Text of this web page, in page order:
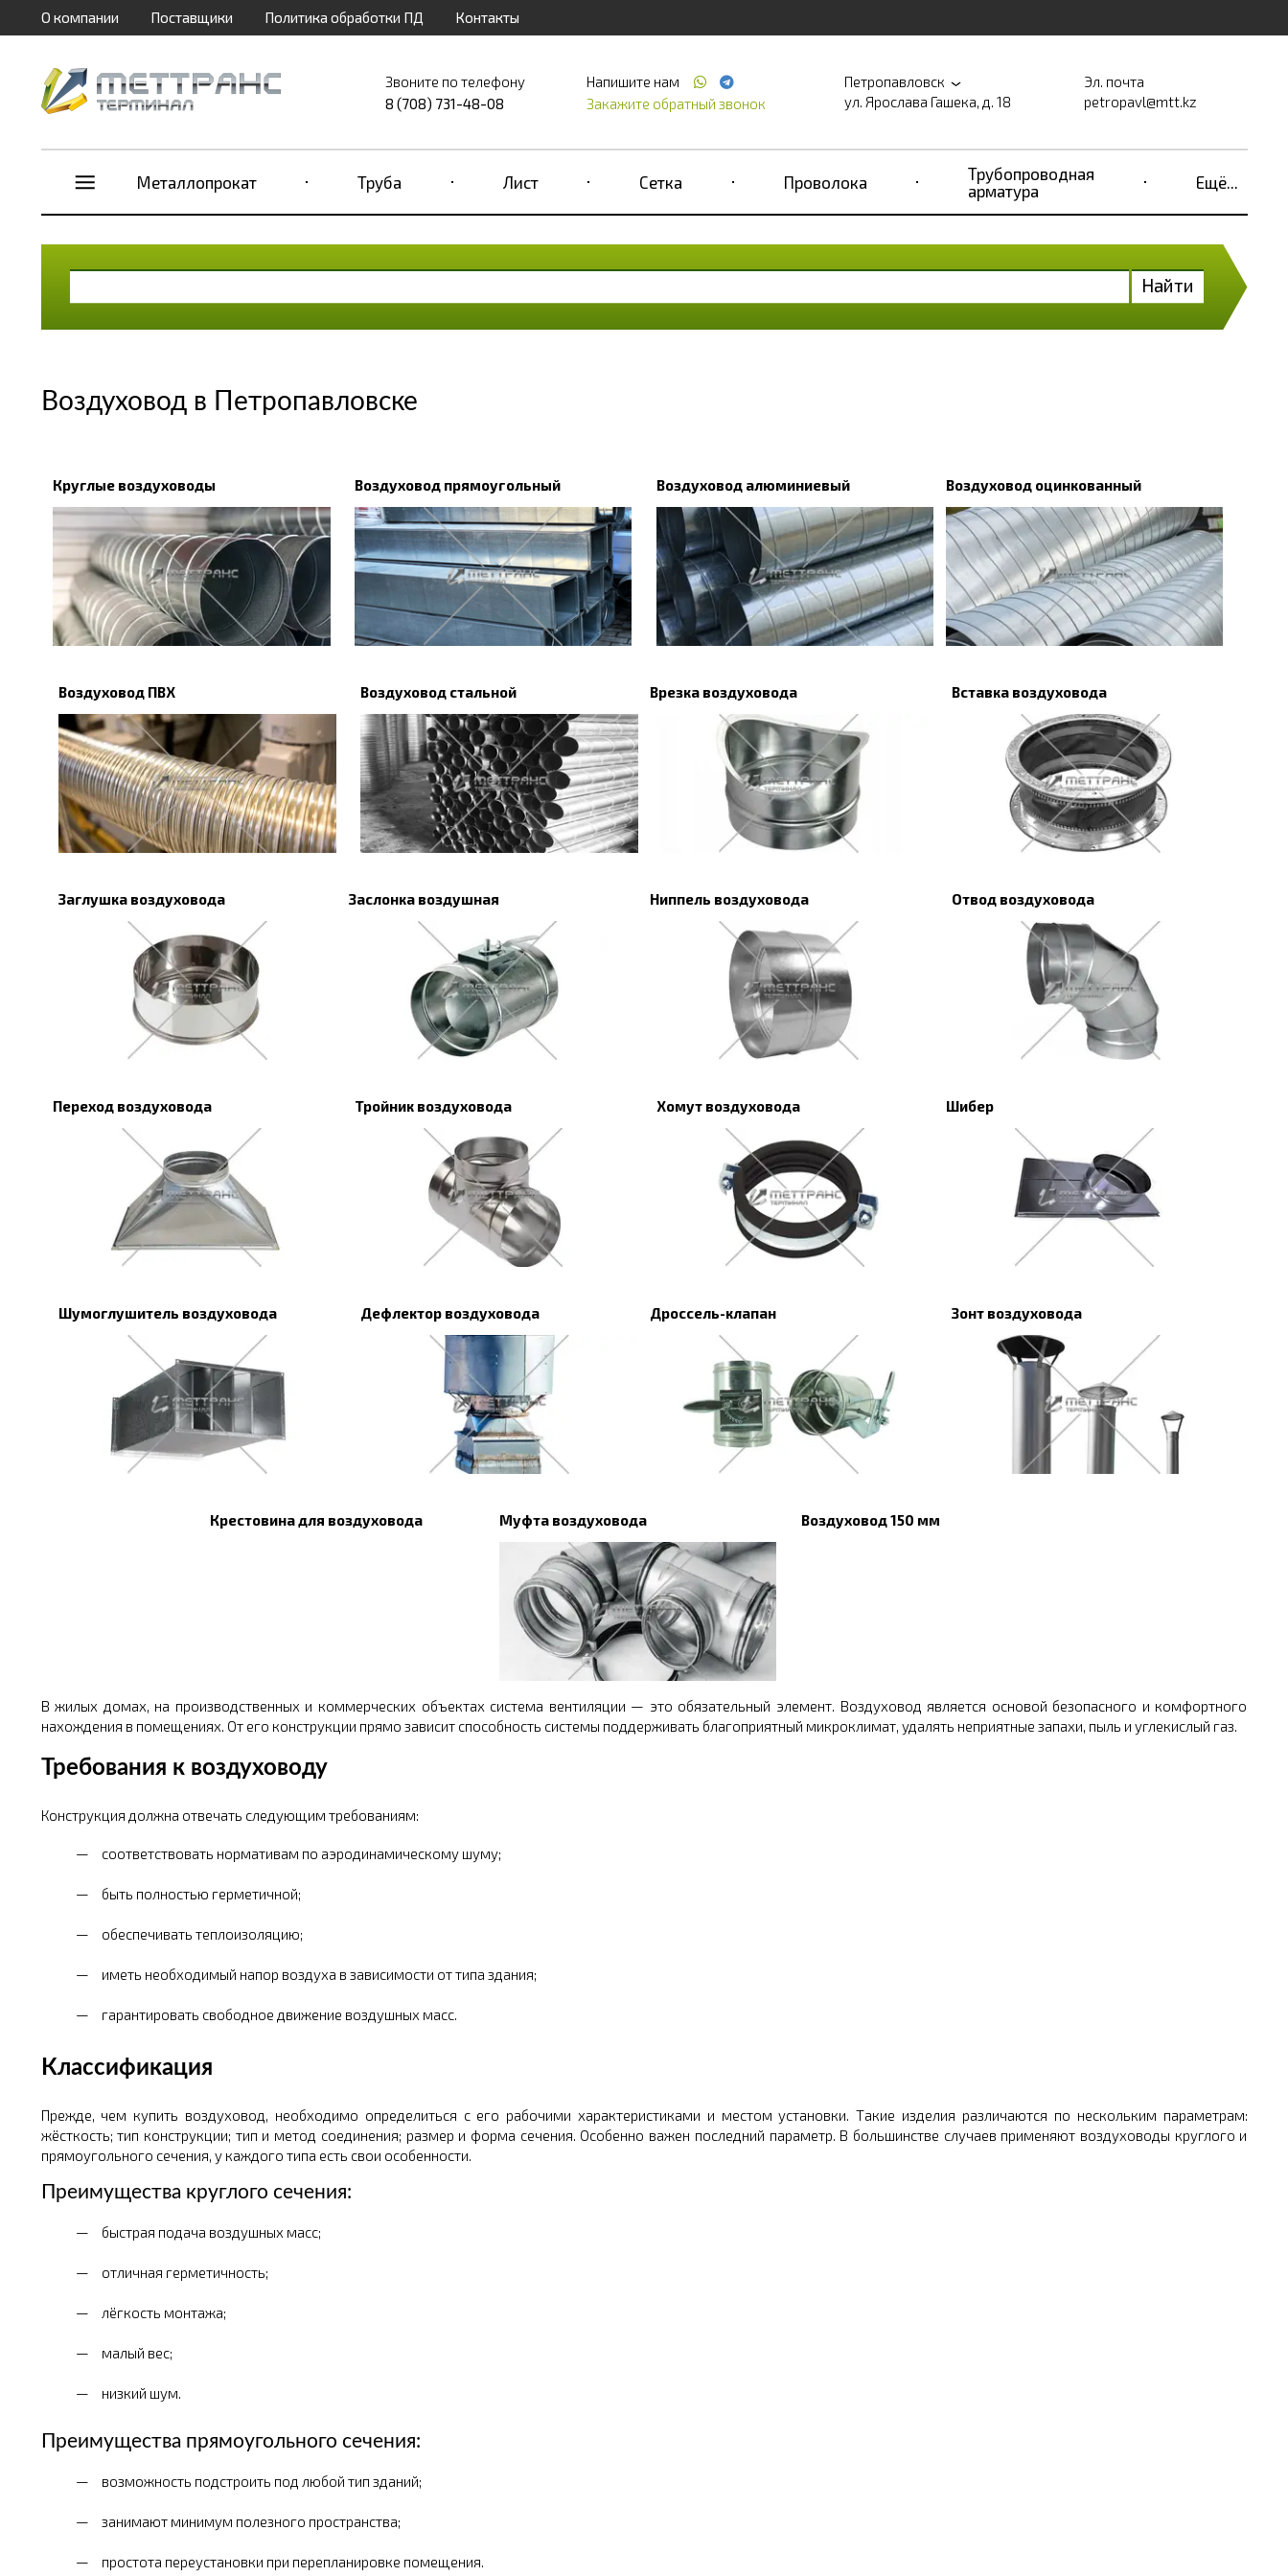
О компании Поставщики Политика обработки ПД Контакты
Звоните по телефону
8 (708) 731-48-08
Напишите нам
Закажите обратный звонок
Петропавловск
ул. Ярослава Гашека, д. 18
Эл. почта
petropavl@mtt.kz
Металлопрокат Труба Лист Сетка Проволока
Трубопроводная
арматура
Ещё...
Найти
Воздуховод в Петропавловске
Круглые воздуховоды Воздуховод прямоугольный Воздуховод алюминиевый Воздуховод оцинкованный
Воздуховод ПВХ Воздуховод стальной Врезка воздуховода Вставка воздуховода
Заглушка воздуховода Заслонка воздушная Ниппель воздуховода Отвод воздуховода
Переход воздуховода Тройник воздуховода Хомут воздуховода Шибер
Шумоглушитель воздуховода Дефлектор воздуховода Дроссель-клапан Зонт воздуховода
Крестовина для воздуховода Муфта воздуховода Воздуховод 150 мм
В жилых домах, на производственных и коммерческих объектах система вентиляции — это обязательный элемент. Воздуховод является основой безопасного и комфортного
нахождения в помещениях. От его конструкции прямо зависит способность системы поддерживать благоприятный микроклимат, удалять неприятные запахи, пыль и углекислый газ.
Требования к воздуховоду
Конструкция должна отвечать следующим требованиям:
соответствовать нормативам по аэродинамическому шуму;
быть полностью герметичной;
обеспечивать теплоизоляцию;
иметь необходимый напор воздуха в зависимости от типа здания;
гарантировать свободное движение воздушных масс.
Классификация
Прежде, чем купить воздуховод, необходимо определиться с его рабочими характеристиками и местом установки. Такие изделия различаются по нескольким параметрам:
жёсткость; тип конструкции; тип и метод соединения; размер и форма сечения. Особенно важен последний параметр. В большинстве случаев применяют воздуховоды круглого и
прямоугольного сечения, у каждого типа есть свои особенности.
Преимущества круглого сечения:
быстрая подача воздушных масс;
отличная герметичность;
лёгкость монтажа;
малый вес;
низкий шум.
Преимущества прямоугольного сечения:
возможность подстроить под любой тип зданий;
занимают минимум полезного пространства;
простота переустановки при перепланировке помещения.